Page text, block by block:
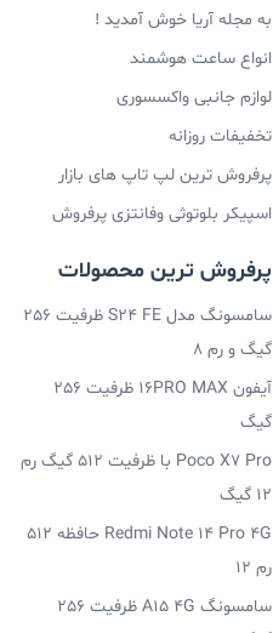
به مجله آریا خوش آمدید !
انواع ساعت هوشمند
لوازم جانبی واکسسوری
تخفیفات روزانه
پرفروش ترین لپ تاپ های بازار
اسپیکر بلوتوثی وفانتزی پرفروش
پرفروش ترین محصولات
سامسونگ مدل S24 FE ظرفیت 256
گیگ و رم 8
آیفون 16PRO MAX ظرفیت 256
گیگ
Poco X7 Pro با ظرفیت 512 گیگ رم
12 گیگ
Redmi Note 14 Pro 4G حافظه 512
رم 12
سامسونگ A15 4G ظرفیت 256